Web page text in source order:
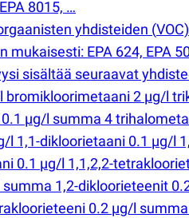
8015, …
yhdisteiden (
EPA 624, EPA
sisältää seuraavat
bromikloorimetaani 2 µg/l
µg/l summa 4
l 1,1-dikloorietaani 0.1 µg/l
0.1 µg/l 1,1,2,2-
1,2-dikloorieteenit
0.2 µg/l